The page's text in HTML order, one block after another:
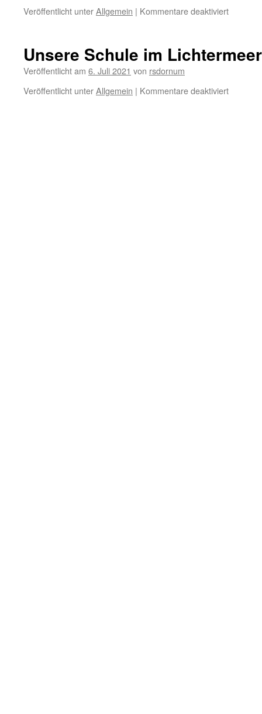
Veröffentlicht unterAllgemein | Kommentare deaktiviertfür
Unsere Schule im Lichtermeer
Veröffentlicht am 6. Juli 2021 von rsdornum
Veröffentlicht unterAllgemein | Kommentare deaktiviertfür